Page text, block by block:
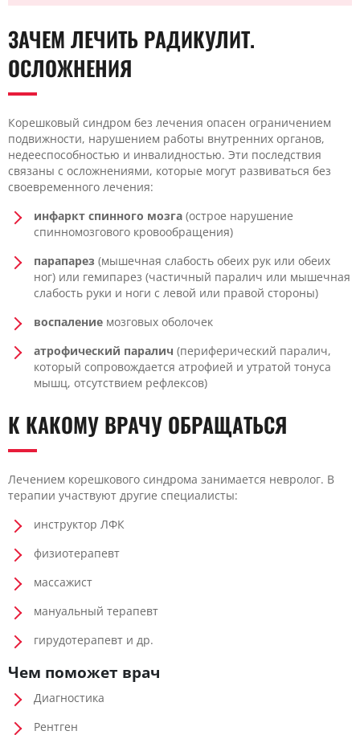
ЗАЧЕМ ЛЕЧИТЬ РАДИКУЛИТ.
ОСЛОЖНЕНИЯ
Корешковый синдром без лечения опасен ограничением
подвижности, нарушением работы внутренних органов,
недееспособностью и инвалидностью. Эти последствия
связаны с осложнениями, которые могут развиваться без
своевременного лечения:
инфаркт спинного мозга (острое нарушение
спинномозгового кровообращения)
парапарез (мышечная слабость обеих рук или обеих
ног) или гемипарез (частичный паралич или мышечная
слабость руки и ноги с левой или правой стороны)
воспаление мозговых оболочек
атрофический паралич (периферический паралич,
который сопровождается атрофией и утратой тонуса
мышц, отсутствием рефлексов)
К КАКОМУ ВРАЧУ ОБРАЩАТЬСЯ
Лечением корешкового синдрома занимается невролог. В
терапии участвуют другие специалисты:
инструктор ЛФК
физиотерапевт
массажист
мануальный терапевт
гирудотерапевт и др.
Чем поможет врач
Диагностика
Рентген